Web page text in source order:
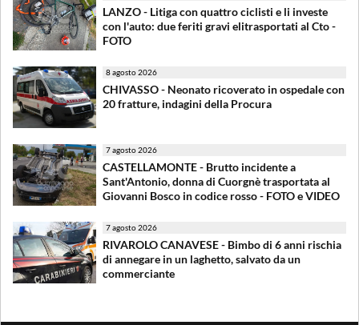
LANZO - Litiga con quattro ciclisti e li investe
con l'auto: due feriti gravi elitrasportati al Cto -
FOTO
8 agosto 2026
CHIVASSO - Neonato ricoverato in ospedale con
20 fratture, indagini della Procura
7 agosto 2026
CASTELLAMONTE - Brutto incidente a
Sant'Antonio, donna di Cuorgnè trasportata al
Giovanni Bosco in codice rosso - FOTO e VIDEO
7 agosto 2026
RIVAROLO CANAVESE - Bimbo di 6 anni rischia
di annegare in un laghetto, salvato da un
commerciante